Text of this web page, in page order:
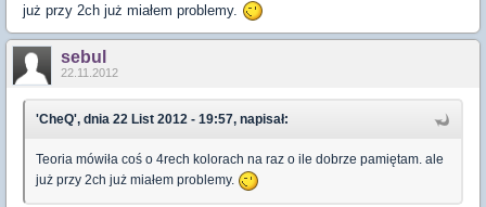
już przy 2ch już miałem problemy.
sebul
22.11.2012
'CheQ', dnia 22 List 2012 - 19:57, napisał:
Teoria mówiła coś o 4rech kolorach na raz o ile dobrze pamiętam. ale
już przy 2ch już miałem problemy.